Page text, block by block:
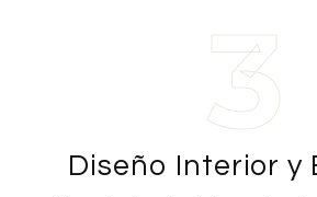
3
Diseño Interior y